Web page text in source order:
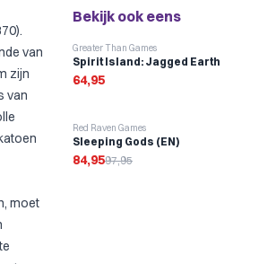
van
zijn
van
moet
Bekijk ook eens
Greater Than Games
Spirit Island: Jagged Earth
64,95
-13%
Red Raven Games
Sleeping Gods (EN)
84,9597,95